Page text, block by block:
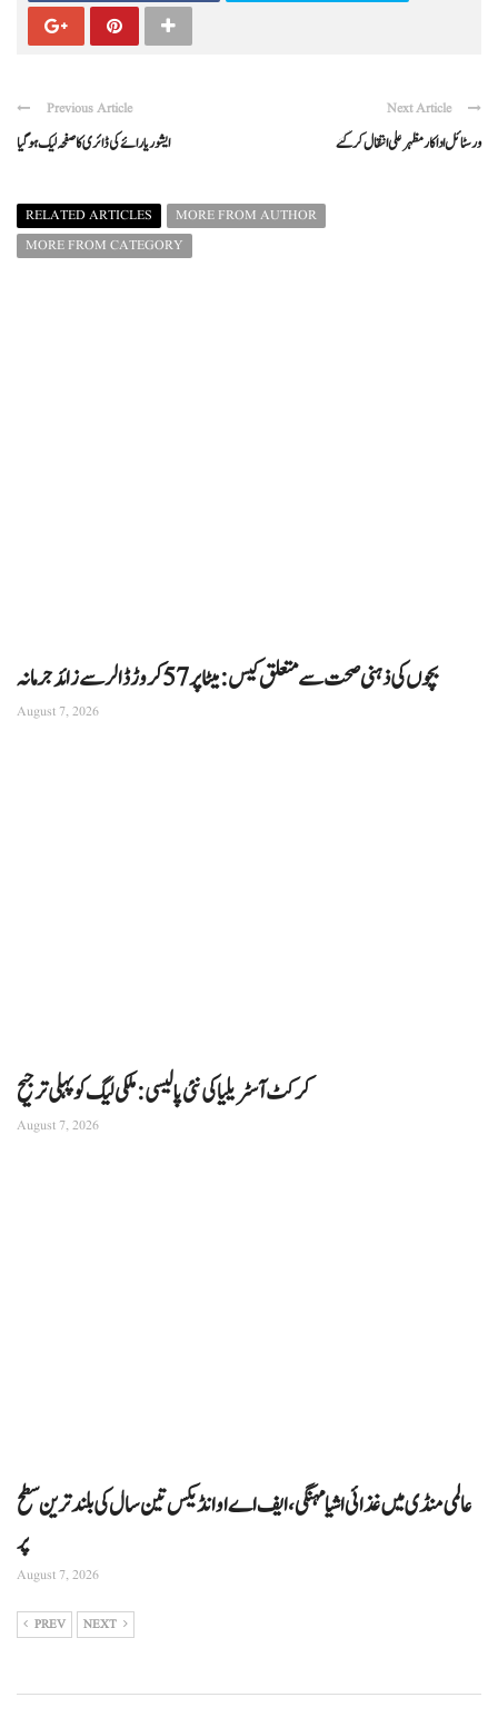
Previous Article
ایشوریا رائے کی ڈائری کا صفحہ لیک ہو گیا
Next Article
ورسٹائل اداکار مظہر علی انتقال کر گئے
RELATED ARTICLES
MORE FROM AUTHOR
MORE FROM CATEGORY
بچوں کی ذہنی صحت سے متعلق کیس: میٹا پر 57 کروڑ ڈالر سے زائد جرمانہ
August 7, 2026
کرکٹ آسٹریلیا کی نئی پالیسی: ملکی لیگ کو پہلی ترجیح
August 7, 2026
عالمی منڈی میں غذائی اشیا مہنگی، ایف اے او انڈیکس تین سال کی بلند ترین سطح
پر
August 7, 2026
PREV NEXT